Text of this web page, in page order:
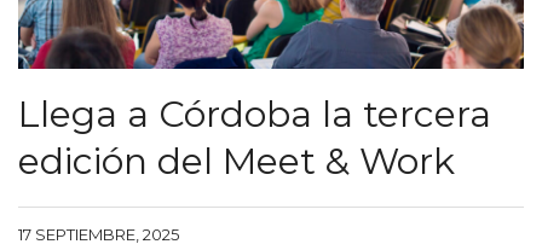
Llega a Córdoba la tercera
edición del Meet & Work
17 SEPTIEMBRE, 2025